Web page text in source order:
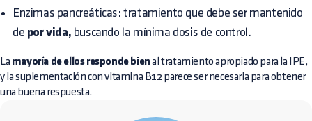
Enzimas pancreáticas: tratamiento que debe ser mantenido
de por vida, buscando la mínima dosis de control.
La mayoría de ellos responde bien al tratamiento apropiado para la IPE,
y la suplementación con vitamina B12 parece ser necesaria para obtener
una buena respuesta.